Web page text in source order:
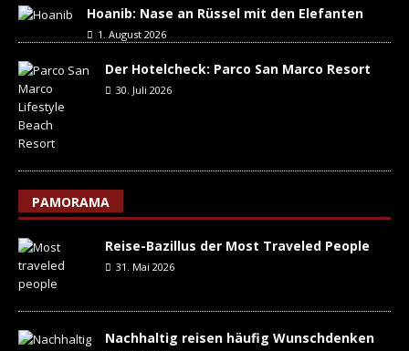
Hoanib: Nase an Rüssel mit den Elefanten
1. August 2026
Der Hotelcheck: Parco San Marco Resort
30. Juli 2026
PAMORAMA
Reise-Bazillus der Most Traveled People
31. Mai 2026
Nachhaltig reisen häufig Wunschdenken